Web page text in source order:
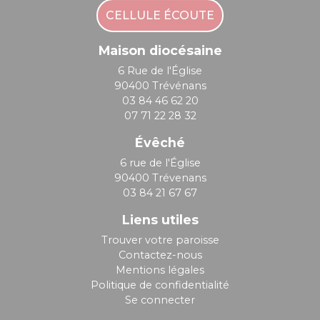
CELLULE ÉCOUTE
Maison diocésaine
6 Rue de l'Église
90400 Trévénans
03 84 46 62 20
07 71 22 28 32
Évêché
6 rue de l'Église
90400 Trévenans
03 84 21 67 67
Liens utiles
Trouver votre paroisse
Contactez-nous
Mentions légales
Politique de confidentialité
Se connecter